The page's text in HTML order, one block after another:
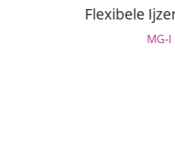
Flexibele
MG-I